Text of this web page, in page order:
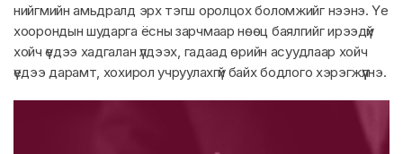
нийгмийн амьдралд эрх тэгш оролцох боломжийг нээнэ. Үе
хоорондын шударга ёсны зарчмаар нөөц баялгийг ирээдүй
хойч үедээ хадгалан үлдээх, гадаад өрийн асуудлаар хойч
үедээ дарамт, хохирол учруулахгүй байх бодлого хэрэгжүүлнэ.